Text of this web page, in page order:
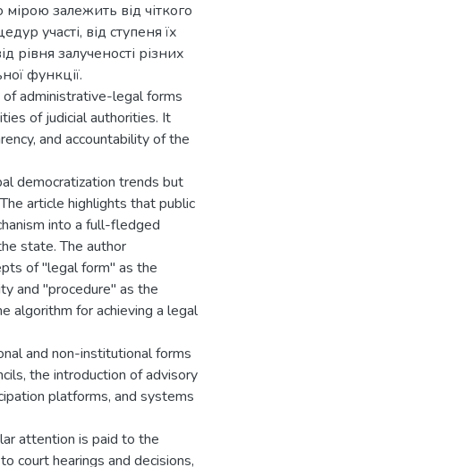
залежить від чіткого
участі, від ступеня їх
рівня залученості різних
функції.
administrative-legal forms
of judicial authorities. It
and accountability of the
democratization trends but
article highlights that public
into a full-fledged
state. The author
of "legal form" as the
and "procedure" as the
algorithm for achieving a legal
and non-institutional forms
the introduction of advisory
platforms, and systems
attention is paid to the
court hearings and decisions,